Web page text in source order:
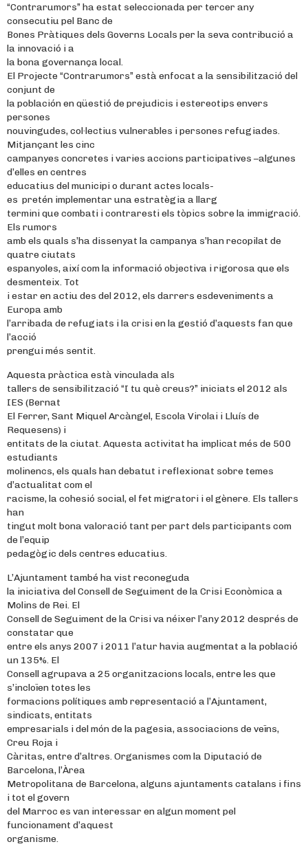
“Contrarumors” ha estat seleccionada per tercer any
consecutiu pel Banc de
Bones Pràtiques dels Governs Locals per la seva contribució a
la innovació i a
la bona governança local.
El Projecte “Contrarumors” està enfocat a la sensibilització del
conjunt de
la población en qüestió de prejudicis i estereotips envers
persones
nouvingudes, col·lectius vulnerables i persones refugiades.
Mitjançant les cinc
campanyes concretes i varies accions participatives –algunes
d’elles en centres
educatius del municipi o durant actes locals-
es pretén implementar una estratègia a llarg
termini que combati i contraresti els tòpics sobre la immigració.
Els rumors
amb els quals s’ha dissenyat la campanya s’han recopilat de
quatre ciutats
espanyoles, així com la informació objectiva i rigorosa que els
desmenteix. Tot
i estar en actiu des del 2012, els darrers esdeveniments a
Europa amb
l’arribada de refugiats i la crisi en la gestió d’aquests fan que
l’acció
prengui més sentit.
Aquesta pràctica està vinculada als
tallers de sensibilització “I tu què creus?” iniciats el 2012 als
IES (Bernat
El Ferrer, Sant Miquel Arcàngel, Escola Virolai i Lluís de
Requesens) i
entitats de la ciutat. Aquesta activitat ha implicat més de 500
estudiants
molinencs, els quals han debatut i reflexionat sobre temes
d’actualitat com el
racisme, la cohesió social, el fet migratori i el gènere. Els tallers
han
tingut molt bona valoració tant per part dels participants com
de l’equip
pedagògic dels centres educatius.
L’Ajuntament també ha vist reconeguda
la iniciativa del Consell de Seguiment de la Crisi Econòmica a
Molins de Rei. El
Consell de Seguiment de la Crisi va néixer l’any 2012 després de
constatar que
entre els anys 2007 i 2011 l’atur havia augmentat a la població
un 135%. El
Consell agrupava a 25 organitzacions locals, entre les que
s’incloïen totes les
formacions polítiques amb representació a l’Ajuntament,
sindicats, entitats
empresarials i del món de la pagesia, associacions de veïns,
Creu Roja i
Càritas, entre d’altres. Organismes com la Diputació de
Barcelona, l’Àrea
Metropolitana de Barcelona, alguns ajuntaments catalans i fins
i tot el govern
del Marroc es van interessar en algun moment pel
funcionament d’aquest
organisme.